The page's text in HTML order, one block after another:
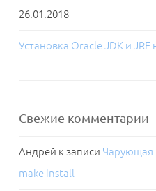
26.01.2018
Установка Oracle JDK и
Свежие комментарии
Андрей к записи Чарующая
make install